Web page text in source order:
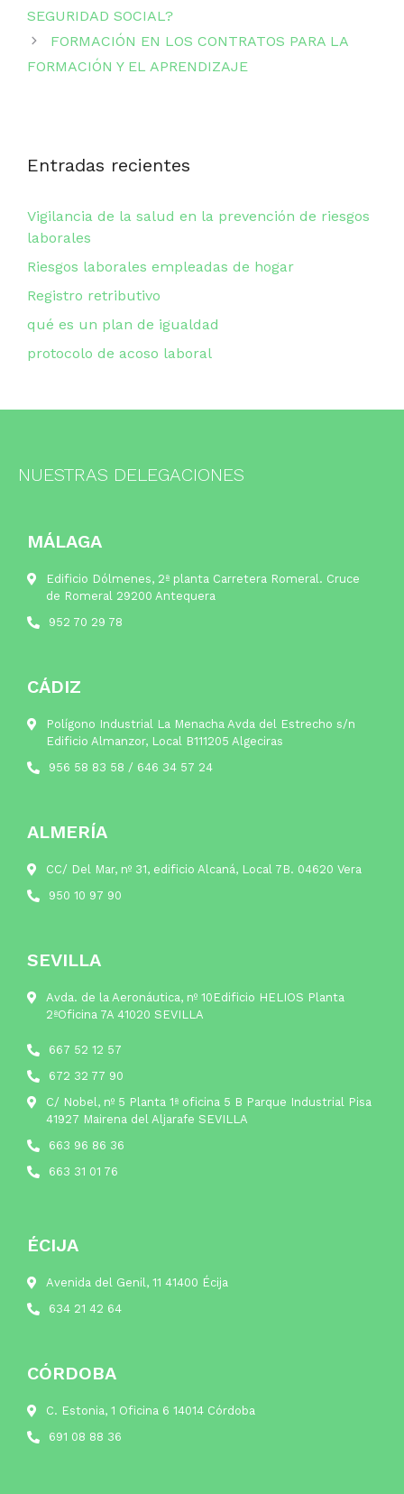
SEGURIDAD SOCIAL?
FORMACIÓN EN LOS CONTRATOS PARA LA
FORMACIÓN Y EL APRENDIZAJE
Entradas recientes
Vigilancia de la salud en la prevención de riesgos
laborales
Riesgos laborales empleadas de hogar
Registro retributivo
qué es un plan de igualdad
protocolo de acoso laboral
NUESTRAS DELEGACIONES
MÁLAGA
Edificio Dólmenes, 2ª planta Carretera Romeral. Cruce
de Romeral 29200 Antequera
952 70 29 78
CÁDIZ
Polígono Industrial La Menacha Avda del Estrecho s/n
Edificio Almanzor, Local B111205 Algeciras
956 58 83 58 / 646 34 57 24
ALMERÍA
CC/ Del Mar, nº 31, edificio Alcaná, Local 7B. 04620 Vera
950 10 97 90
SEVILLA
Avda. de la Aeronáutica, nº 10Edificio HELIOS Planta
2ªOficina 7A 41020 SEVILLA
667 52 12 57
672 32 77 90
C/ Nobel, nº 5 Planta 1ª oficina 5 B Parque Industrial Pisa
41927 Mairena del Aljarafe SEVILLA
663 96 86 36
663 31 01 76
ÉCIJA
Avenida del Genil, 11 41400 Écija
634 21 42 64
CÓRDOBA
C. Estonia, 1 Oficina 6 14014 Córdoba
691 08 88 36